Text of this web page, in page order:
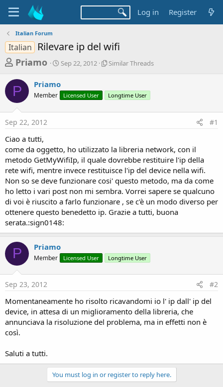
Log in Register
Italian Forum
Italian Rilevare ip del wifi
T
r
a
d
s
t
a
r
t
e
r
Priamo
S
r
a
Sep 22, 2012
S
l
r
e
a
d
s
Similar Threads
P Priamo
Member Licensed User Longtime User
Sep 22, 2012 #1
Ciao a tutti,
come da oggetto, ho utilizzato la libreria network, con il
metodo GetMyWifiIp, il quale dovrebbe restituire l'ip della
rete wifi, mentre invece restituisce l'ip del device nella wifi.
Non so se deve funzionare cosi' questo metodo, ma da come
ho letto i vari post non mi sembra. Vorrei sapere se qualcuno
di voi è riuscito a farlo funzionare , se c'è un modo diverso per
ottenere questo benedetto ip. Grazie a tutti, buona
serata.:sign0148:
P Priamo
Member Licensed User Longtime User
Sep 23, 2012 #2
Momentaneamente ho risolto ricavandomi io l' ip dall' ip del
device, in attesa di un miglioramento della libreria, che
annunciava la risoluzione del problema, ma in effetti non è
così.
Saluti a tutti.
You must log in or register to reply here.